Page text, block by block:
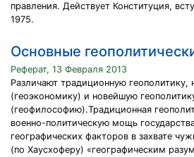
правления. Действует Конституция,
1975.
Основные
Реферат, 13 Февраля 2013
Различают традиционную геополитику,
(геоэкономику) и новейшую
(геофилософию).Традиционная
военно-политическую мощь
географических факторов в захвате
(по Хаусхоферу) «географическим